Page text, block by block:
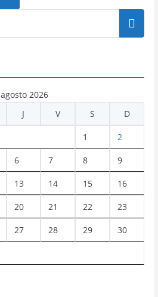
agosto 2026
J V S D
1 2
6 7 8 9
13 14 15 16
20 21 22 23
27 28 29 30